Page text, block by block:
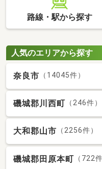
路線・駅から探す
人気のエリアから探す
奈良市 （14045件）
磯城郡川西町 （246件）
大和郡山市 （2256件）
磯城郡田原本町 （722件